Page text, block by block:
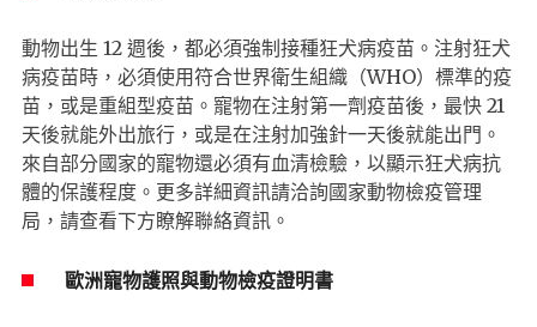
動物出生 12 週後，都必須強制接種狂犬病疫苗。注射狂犬
病疫苗時，必須使用符合世界衛生組織（WHO）標準的疫
苗，或是重組型疫苗。寵物在注射第一劑疫苗後，最快 21
天後就能外出旅行，或是在注射加強針一天後就能出門。
來自部分國家的寵物還必須有血清檢驗，以顯示狂犬病抗
體的保護程度。更多詳細資訊請洽詢國家動物檢疫管理
局，請查看下方瞭解聯絡資訊。
歐洲寵物護照與動物檢疫證明書